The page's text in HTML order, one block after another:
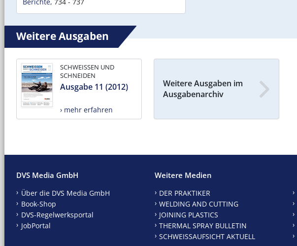
Weitere Ausgaben
SCHWEISSEN UND
SCHNEIDEN
Ausgabe 11 (2012)
› mehr erfahren
Weitere Ausgaben im
Ausgabenarchiv
DVS Media GmbH
Über die DVS Media GmbH
Book-Shop
DVS-Regelwerksportal
JobPortal
Weitere Medien
DER PRAKTIKER
WELDING AND CUTTING
JOINING PLASTICS
THERMAL SPRAY BULLETIN
SCHWEISSAUFSICHT AKTUELL